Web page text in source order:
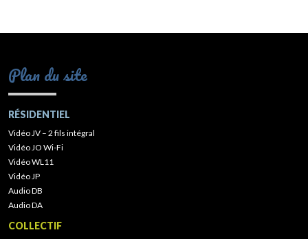
Plan du site
RÉSIDENTIEL
Vidéo JV – 2 fils intégral
Vidéo JO Wi-Fi
Vidéo WL11
Vidéo JP
Audio DB
Audio DA
COLLECTIF